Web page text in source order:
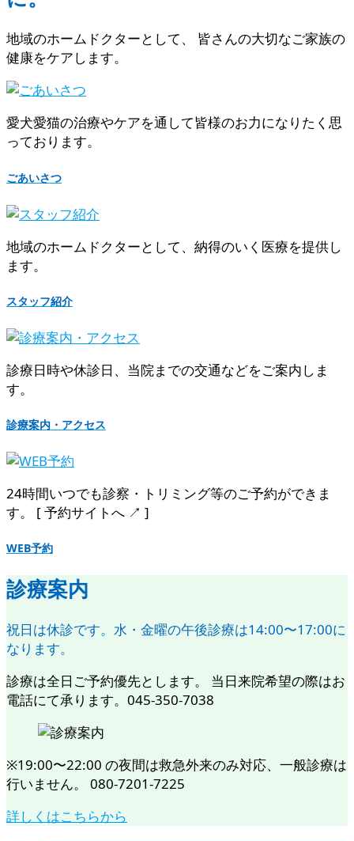
地域のホームドクターとして、 皆さんの大切なご家族の
健康をケアします。
愛犬愛猫の治療やケアを通して皆様のお力になりたく思
っております。
ごあいさつ
地域のホームドクターとして、納得のいく医療を提供し
ます。
スタッフ紹介
診療日時や休診日、当院までの交通などをご案内しま
す。
診療案内・アクセス
24時間いつでも診察・トリミング等のご予約ができま
す。 [ 予約サイトへ ↗︎ ]
WEB予約
診療案内
祝日は休診です。水・金曜の午後診療は14:00〜17:00に
なります。
診療は全日ご予約優先とします。 当日来院希望の際はお
電話にて承ります。045-350-7038
※19:00〜22:00 の夜間は救急外来のみ対応、一般診療は
行いません。 080-7201-7225
詳しくはこちらから